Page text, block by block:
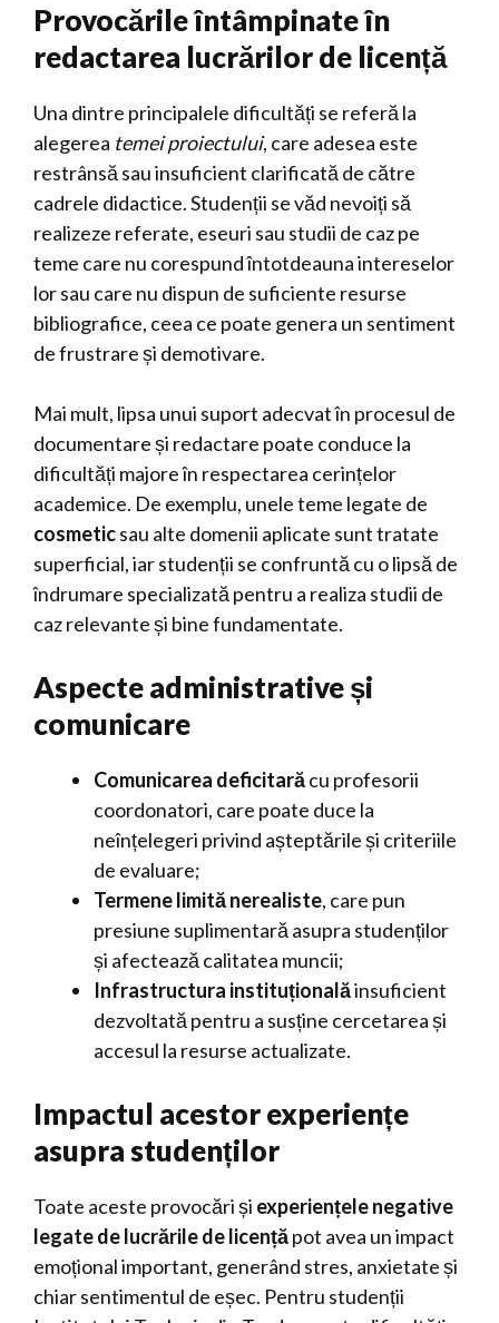
Provocările întâmpinate în
redactarea lucrărilor de licență
Una dintre principalele dificultăți se referă la
alegerea temei proiectului, care adesea este
restrânsă sau insuficient clarificată de către
cadrele didactice. Studenții se văd nevoiți să
realizeze referate, eseuri sau studii de caz pe
teme care nu corespund întotdeauna intereselor
lor sau care nu dispun de suficiente resurse
bibliografice, ceea ce poate genera un sentiment
de frustrare și demotivare.
Mai mult, lipsa unui suport adecvat în procesul de
documentare și redactare poate conduce la
dificultăți majore în respectarea cerințelor
academice. De exemplu, unele teme legate de
cosmeticsau alte domenii aplicate sunt tratate
superficial, iar studenții se confruntă cu o lipsă de
îndrumare specializată pentru a realiza studii de
caz relevante și bine fundamentate.
Aspecte administrative și
comunicare
Comunicarea deficitarăcu profesorii
coordonatori, care poate duce la
neînțelegeri privind așteptările și criteriile
de evaluare;
Termene limită nerealiste, care pun
presiune suplimentară asupra studenților
și afectează calitatea muncii;
Infrastructura instituționalăinsuficient
dezvoltată pentru a susține cercetarea și
accesul la resurse actualizate.
Impactul acestor experiențe
asupra studenților
Toate aceste provocări și experiențele negative
legate de lucrările de licențăpot avea un impact
emoțional important, generând stres, anxietate și
chiar sentimentul de eșec. Pentru studenții